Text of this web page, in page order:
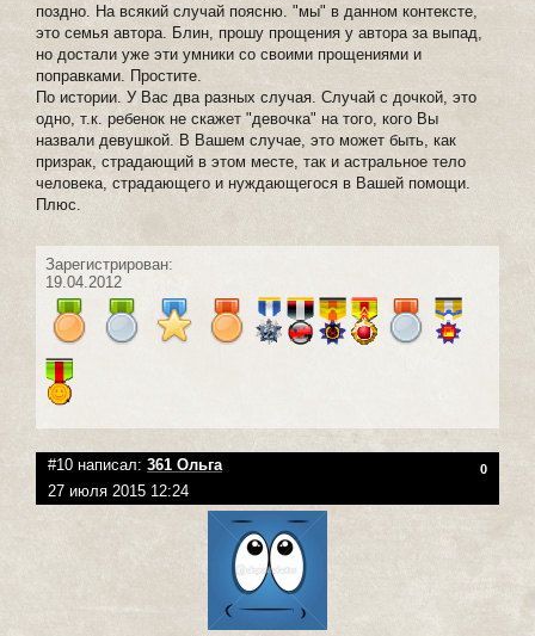
поздно. На всякий случай поясню. "мы" в данном контексте,
это семья автора. Блин, прошу прощения у автора за выпад,
но достали уже эти умники со своими прощениями и
поправками. Простите.
По истории. У Вас два разных случая. Случай с дочкой, это
одно, т.к. ребенок не скажет "девочка" на того, кого Вы
назвали девушкой. В Вашем случае, это может быть, как
призрак, страдающий в этом месте, так и астральное тело
человека, страдающего и нуждающегося в Вашей помощи.
Плюс.
Зарегистрирован:
19.04.2012
#10 написал: 361 Ольга 0
27 июля 2015 12:24